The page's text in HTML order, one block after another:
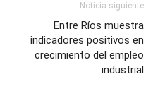
Noticia siguiente
Entre Ríos muestra
indicadores positivos en
crecimiento del empleo
industrial